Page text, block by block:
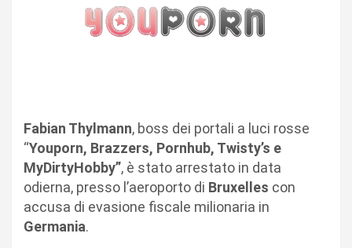
Fabian Thylmann, boss dei portali a luci rosse
“Youporn, Brazzers, Pornhub, Twisty’s e
MyDirtyHobby”, è stato arrestato in data
odierna, presso l’aeroporto di Bruxelles con
accusa di evasione fiscale milionaria in
Germania.